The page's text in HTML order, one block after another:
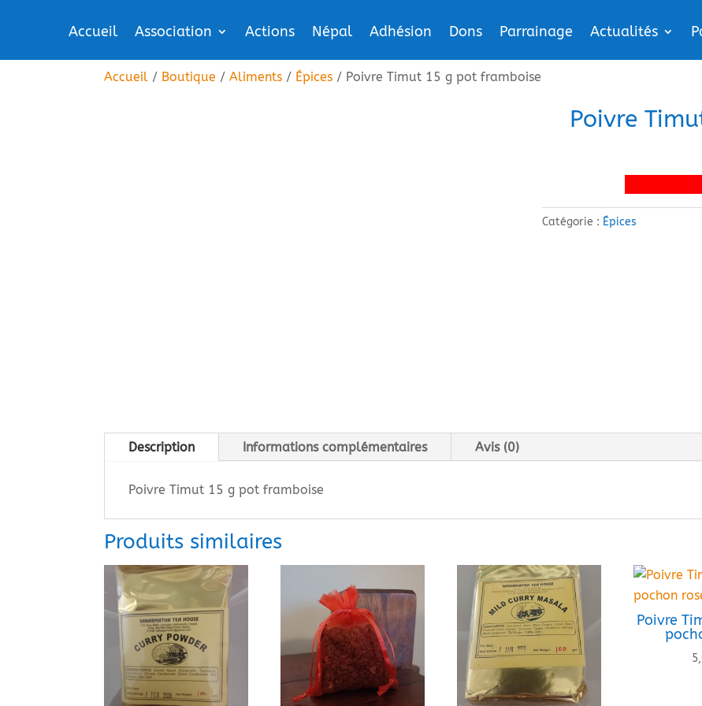
Accueil Association Actions Népal Adhésion Dons Parrainage Actualités
Accueil / Boutique / Aliments / Épices / Poivre Timut 15 g pot framboise
Poivre
Catégorie : Épices
Description Informations complémentaires Avis (0)
Poivre Timut 15 g pot framboise
Produits similaires
Poivre